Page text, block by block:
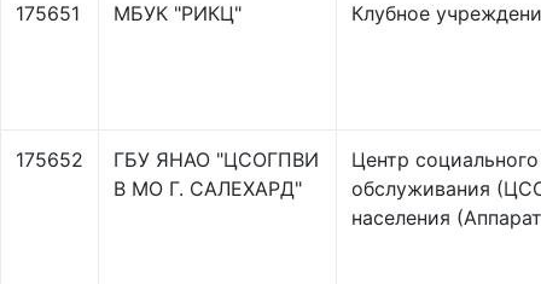
175651 МБУК "РИКЦ" Клубное
175652
ГБУ ЯНАО "ЦСОГПВИ
В МО Г. САЛЕХАРД"
Центр социального
обслуживания
населения